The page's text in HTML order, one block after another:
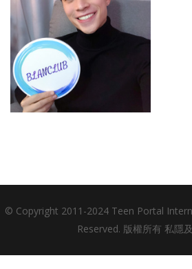
© Copyright 2011-2024 Teen Portal
Reserved. 版權所有 私隱